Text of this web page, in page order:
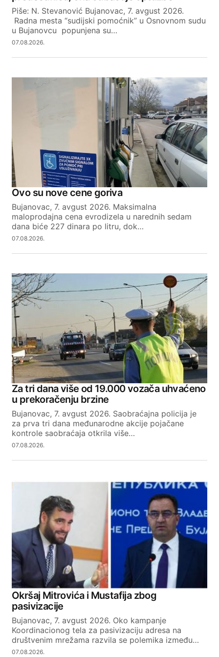
SUBMIT COMMENT
Piše: N. Stevanović Bujanovac, 7. avgust 2026.
Radna mesta “sudijski pomoćnik” u Osnovnom sudu
u Bujanovcu popunjena su…
07.08.2026.
Ovo su nove cene goriva
Bujanovac, 7. avgust 2026. Maksimalna
maloprodajna cena evrodizela u narednih sedam
dana biće 227 dinara po litru, dok…
07.08.2026.
Za tri dana više od 19.000 vozača uhvaćeno
u prekoračenju brzine
Bujanovac, 7. avgust 2026. Saobraćajna policija je
za prva tri dana međunarodne akcije pojačane
kontrole saobraćaja otkrila više…
07.08.2026.
Okršaj Mitrovića i Mustafija zbog
pasivizacije
Bujanovac, 7. avgust 2026. Oko kampanje
Koordinacionog tela za pasivizaciju adresa na
društvenim mrežama razvila se polemika između…
07.08.2026.